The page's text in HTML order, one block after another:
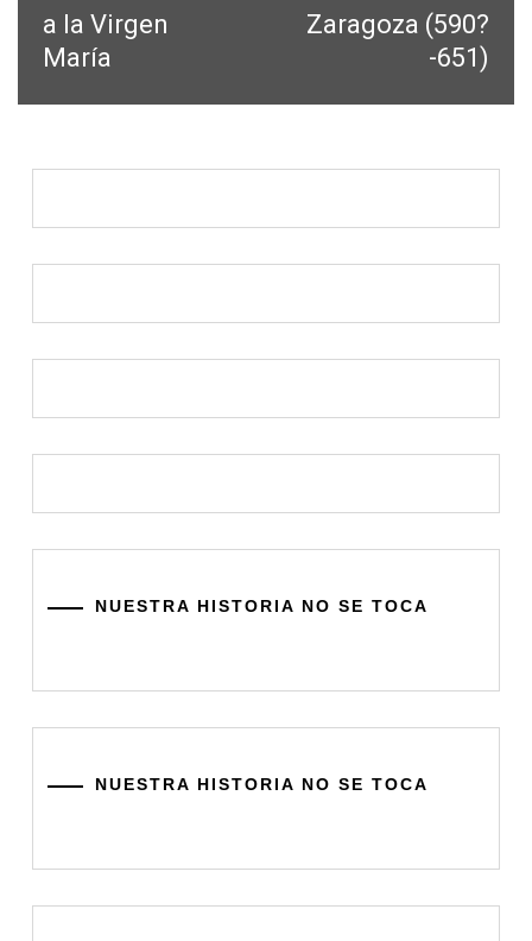
entradas
anterior:
a la Virgen
María
siguiente:
Zaragoza (590?
-651)
NUESTRA HISTORIA NO SE TOCA
NUESTRA HISTORIA NO SE TOCA